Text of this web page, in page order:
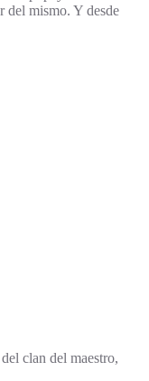
del mismo. Y desde
clan del maestro,